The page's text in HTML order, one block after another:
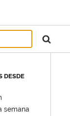
DESDE
semana